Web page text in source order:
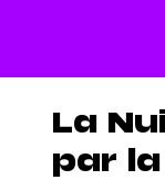
La
par